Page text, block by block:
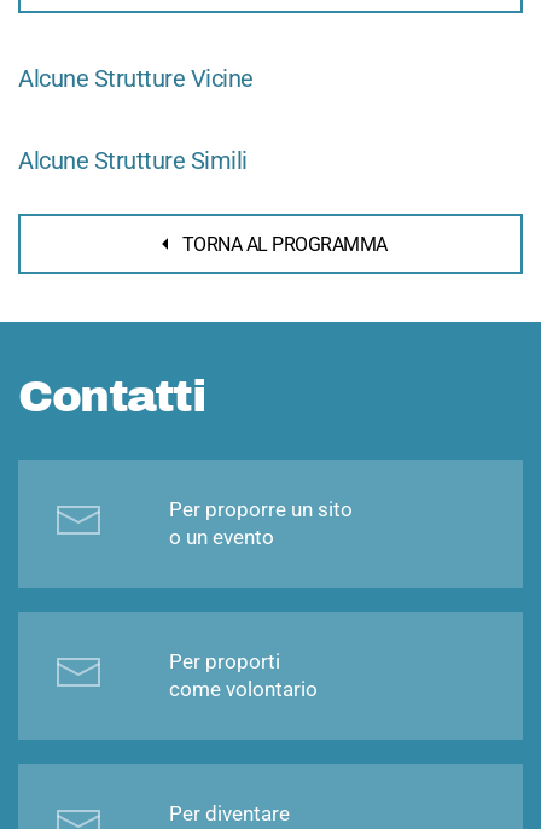
Alcune Strutture Vicine
Alcune Strutture Simili
TORNA AL PROGRAMMA
Contatti
Per proporre un sito
o un evento
Per proporti
come volontario
Per diventare